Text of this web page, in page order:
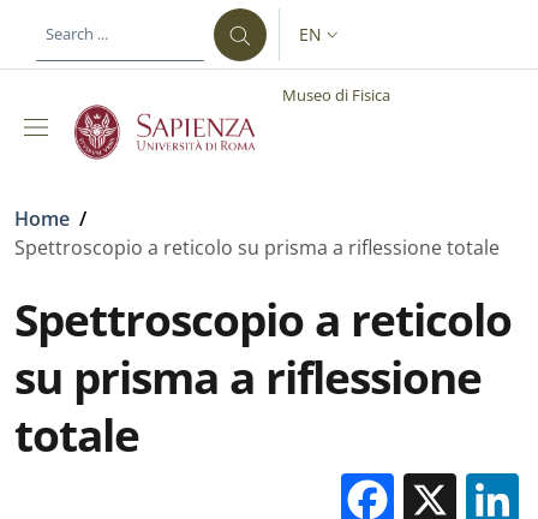
LANGUAGE SWITCHER:
EN
Museo di Fisica
Breadcrumb
Home /
Spettroscopio a reticolo su prisma a riflessione totale
Spettroscopio a reticolo
su prisma a riflessione
totale
X